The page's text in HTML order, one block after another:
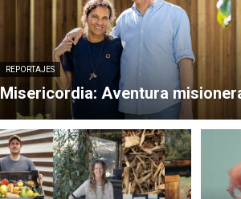
REPORTAJES
Misericordia: Aventura